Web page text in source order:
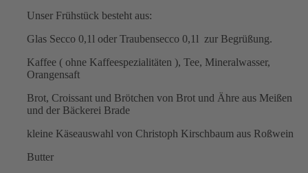
Unser Frühstück besteht aus:
Glas Secco 0,1l oder Traubensecco 0,1l zur Begrüßung.
Kaffee ( ohne Kaffeespezialitäten ), Tee, Mineralwasser,
Orangensaft
Brot, Croissant und Brötchen von Brot und Ähre aus Meißen
und der Bäckerei Brade
kleine Käseauswahl von Christoph Kirschbaum aus Roßwein
Butter